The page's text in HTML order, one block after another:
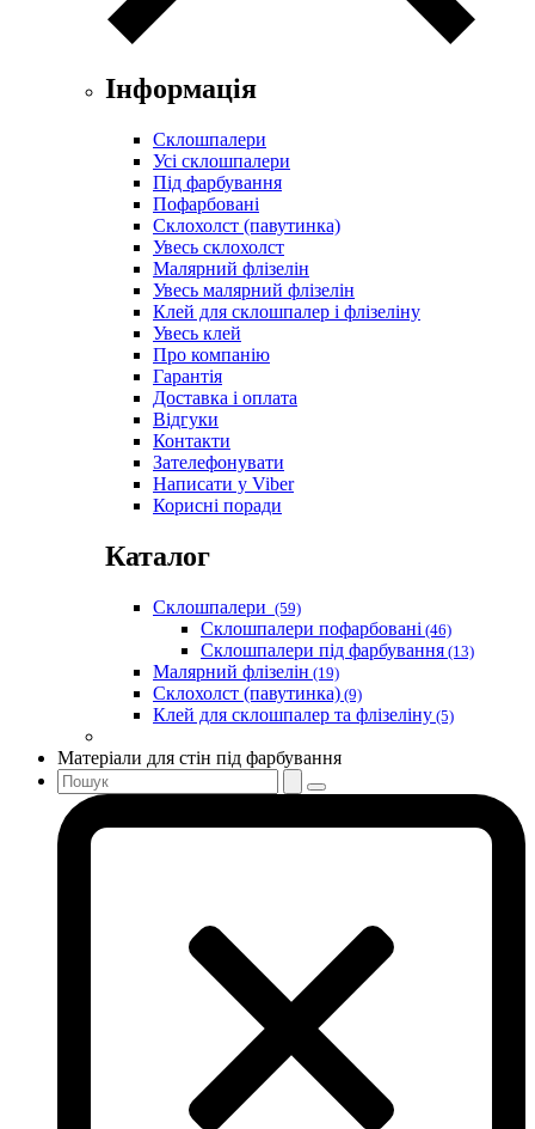
Інформація
Склошпалери
Усі склошпалери
Під фарбування
Пофарбовані
Склохолст (павутинка)
Увесь склохолст
Малярний флізелін
Увесь малярний флізелін
Клей для склошпалер і флізеліну
Увесь клей
Про компанію
Гарантія
Доставка і оплата
Відгуки
Контакти
Зателефонувати
Написати у Viber
Корисні поради
Каталог
Склошпалери (59)
Склошпалери пофарбовані (46)
Склошпалери під фарбування (13)
Малярний флізелін (19)
Склохолст (павутинка) (9)
Клей для склошпалер та флізеліну (5)
Матеріали для стін під фарбування